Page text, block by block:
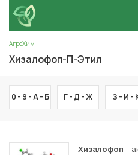
АгроХим
Хизалофоп-П-Этил
0 - 9 -А - Б Г - Д -Ж З - И -
Хизалофоп –